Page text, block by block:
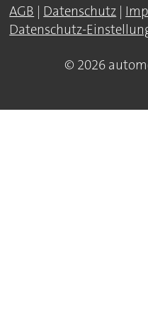
AGB | Datenschutz |
Datenschutz-
© 2026